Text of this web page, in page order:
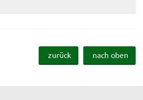
zurück nach oben